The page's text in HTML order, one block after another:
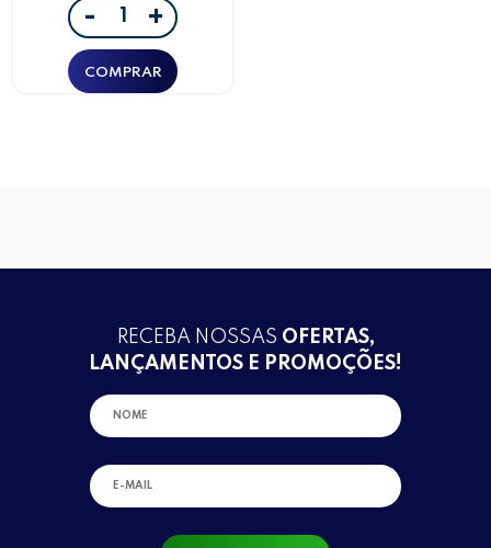
- +
RECEBA NOSSAS OFERTAS,
LANÇAMENTOS E PROMOÇÕES!